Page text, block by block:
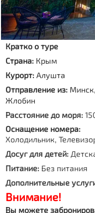
Кратко о туре
Страна: Крым
Курорт:Алушта
Отправление из:
Жлобин
Расстояние до моря:
Оснащение номера:
Холодильник,
Досуг для детей:
Питание: Без питания
Дополнительные
Внимание!
Вы можете